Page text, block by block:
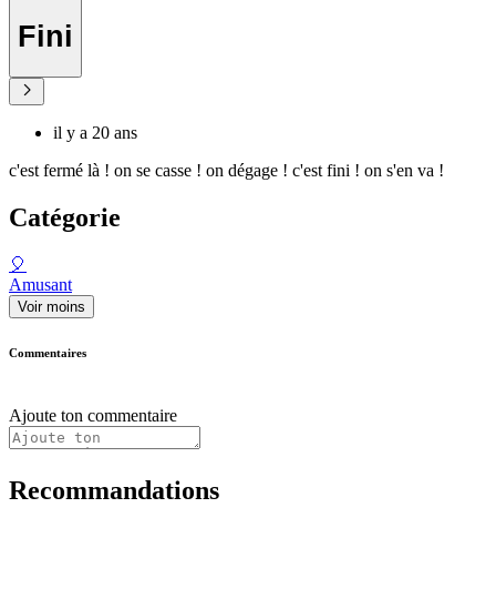
Fini
il y a 20 ans
c'est fermé là ! on se casse ! on dégage ! c'est fini ! on s'en va !
Catégorie
🎈
Amusant
Voir moins
Commentaires
Ajoute ton commentaire
Recommandations